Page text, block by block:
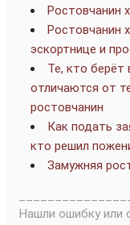
Ростовчанин
Ростовчанин
эскортнице и
Те, кто берёт
отличаются от
ростовчанин
Как подать
кто решил
Замужняя
Нашли ошибку или